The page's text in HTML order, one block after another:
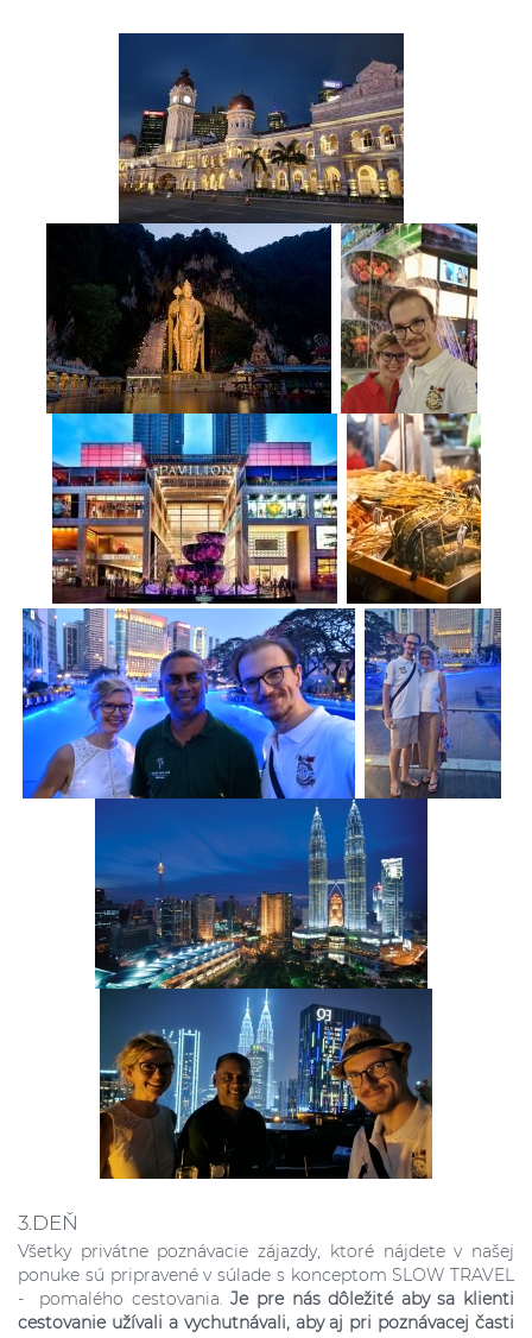
3.DEŇ
Všetky privátne poznávacie zájazdy, ktoré nájdete v našej
ponuke sú pripravené v súlade s konceptom SLOW TRAVEL
- pomalého cestovania.Je pre nás dôležité aby sa klienti
cestovanie užívali a vychutnávali, aby aj pri poznávacej časti